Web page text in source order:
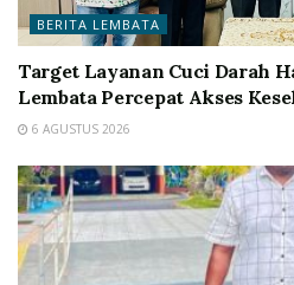
BERITA LEMBATA
Target Layanan Cuci Darah
Lembata Percepat Akses
6 AGUSTUS 2026